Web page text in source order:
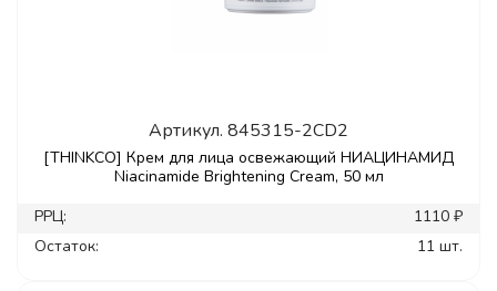
Артикул. 845315-2CD2
[THINKCO] Крем для лица освежающий НИАЦИНАМИД
Niacinamide Brightening Cream, 50 мл
РРЦ:
1110 ₽
Остаток:
11 шт.